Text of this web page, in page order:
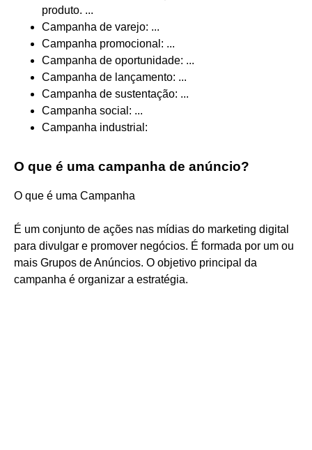
produto. ...
Campanha de varejo: ...
Campanha promocional: ...
Campanha de oportunidade: ...
Campanha de lançamento: ...
Campanha de sustentação: ...
Campanha social: ...
Campanha industrial:
O que é uma campanha de anúncio?
O que é uma Campanha
É um conjunto de ações nas mídias do marketing digital
para divulgar e promover negócios. É formada por um ou
mais Grupos de Anúncios. O objetivo principal da
campanha é organizar a estratégia.